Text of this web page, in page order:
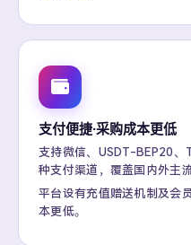
支付便捷·采购成本更低
支持微信、USDT-BEP20
种支付渠道，覆盖国内外主
平台设有充值赠送机制及会
本更低。